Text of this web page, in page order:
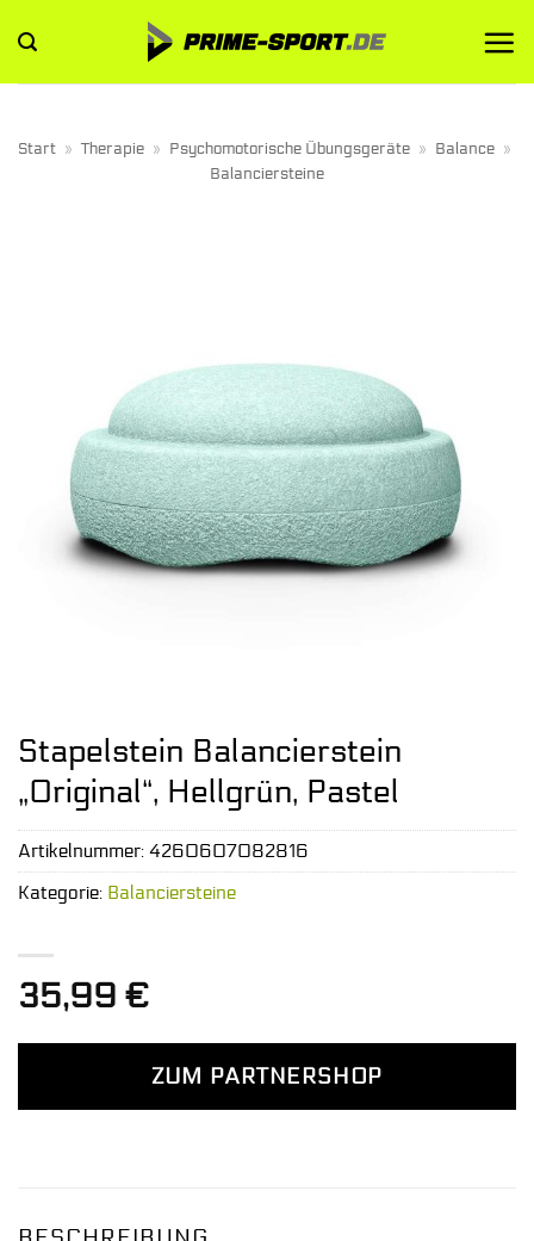
Inhalt
springen
Start » Therapie » Psychomotorische Übungsgeräte » Balance »
Balanciersteine
Stapelstein Balancierstein
„Original“, Hellgrün, Pastel
35,99 €
ZUM PARTNERSHOP
Artikelnummer: 4260607082816
Kategorie: Balanciersteine